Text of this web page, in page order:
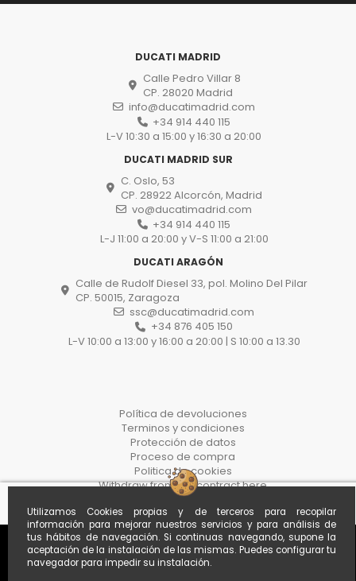
Utilizamos Cookies propias y de terceros para recopilar
información para mejorar nuestros servicios y para análisis de
tus hábitos de navegación. Si continuas navegando, supone la
aceptación de la instalación de las mismas. Puedes configurar tu
navegador para impedir su instalación.
DUCATI MADRID
Calle Pedro Villar 8
CP. 28020 Madrid
info@ducatimadrid.com
+34 914 440 115
L-V 10:30 a 15:00 y 16:30 a 20:00
DUCATI MADRID SUR
C. Oslo, 53
CP. 28922 Alcorcón, Madrid
vo@ducatimadrid.com
+34 914 440 115
L-J 11:00 a 20:00 y V-S 11:00 a 21:00
DUCATI ARAGÓN
Calle de Rudolf Diesel 33, pol. Molino Del Pilar
CP. 50015, Zaragoza
ssc@ducatimadrid.com
+34 876 405 150
L-V 10:00 a 13:00 y 16:00 a 20:00 | S 10:00 a 13.30
Política de devoluciones
Terminos y condiciones
Protección de datos
Proceso de compra
Politica de cookies
Withdraw from the contract here